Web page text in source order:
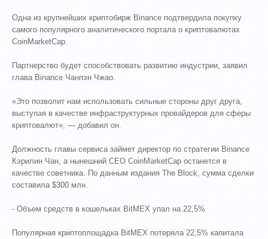
Одна из крупнейших криптобирж Binance подтвердила покупку
самого популярного аналитического портала о криптовалютах
CoinMarketCap.
Партнерство будет способствовать развитию индустрии, заявил
глава Binance Чанпэн Чжао.
«Это позволит нам использовать сильные стороны друг друга,
выступая в качестве инфраструктурных провайдеров для сферы
криптовалют», — добавил он.
Должность главы сервиса займет директор по стратегии Binance
Кэрилин Чан, а нынешний CEO CoinMarketCap останется в
качестве советника. По данным издания The Block, сумма сделки
составила $300 млн.
- Объем средств в кошельках BitMEX упал на 22,5%
Популярная криптоплощадка BitMEX потеряла 22,5% капитала